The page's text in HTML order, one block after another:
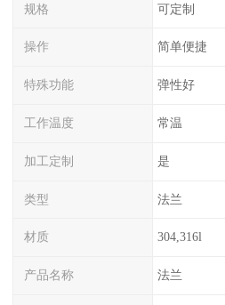
规格 可定制
操作 简单便捷
特殊功能 弹性好
工作温度 常温
加工定制 是
类型 法兰
材质 304,316l
产品名称 法兰